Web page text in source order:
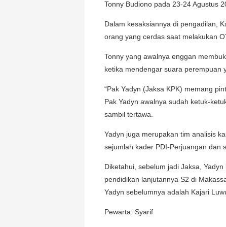
Tonny Budiono pada 23-24 Agustus
Dalam kesaksiannya di pengadilan,
orang yang cerdas saat melakukan
Tonny yang awalnya enggan
ketika mendengar suara perempuan
“Pak Yadyn (Jaksa KPK) memang
Pak Yadyn awalnya sudah ketuk-
sambil tertawa.
Yadyn juga merupakan tim analisis
sejumlah kader PDI-Perjuangan dan
Diketahui, sebelum jadi Jaksa,
pendidikan lanjutannya S2 di
Yadyn sebelumnya adalah Kajari
Pewarta: Syarif